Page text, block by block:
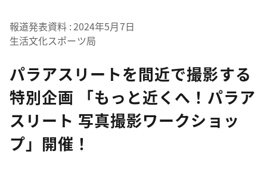
報道発表資料 2024年5月7日
生活文化スポーツ局
パラアスリートを間近で撮影する
特別企画 「もっと近くへ！パラア
スリート 写真撮影ワークショッ
プ」開催！